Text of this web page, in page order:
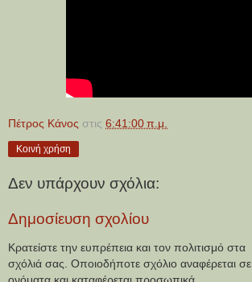
Πέτρος Κάνος στις 6:41:00 π.μ.
Κοινή χρήση
Δεν υπάρχουν σχόλια:
Δημοσίευση σχολίου
Κρατείστε την ευπρέπεια και τον πολιτισμό στα
σχόλιά σας. Οποιοδήποτε σχόλιο αναφέρεται σε